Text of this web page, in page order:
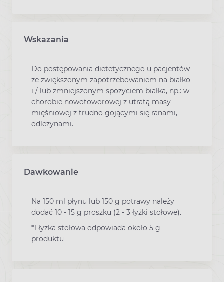
Wskazania
Do postępowania dietetycznego u pacjentów
ze zwiększonym zapotrzebowaniem na białko
i / lub zmniejszonym spożyciem białka, np.: w
chorobie nowotoworowej z utratą masy
mięśniowej z trudno gojącymi się ranami,
odleżynami.
Dawkowanie
Na 150 ml płynu lub 150 g potrawy należy
dodać 10 - 15 g proszku (2 - 3 łyżki stołowe).
*1 łyżka stołowa odpowiada około 5 g
produktu